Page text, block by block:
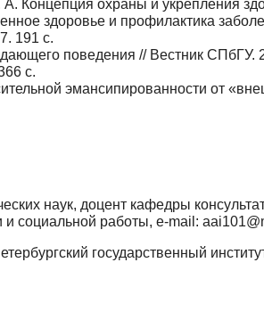
Концепция охраны и укрепления
здоровье и профилактика
191 с.
поведения // Вестник
с.
эмансипированности от
наук, доцент кафедры
и социальной работы, e-mail:
государственный